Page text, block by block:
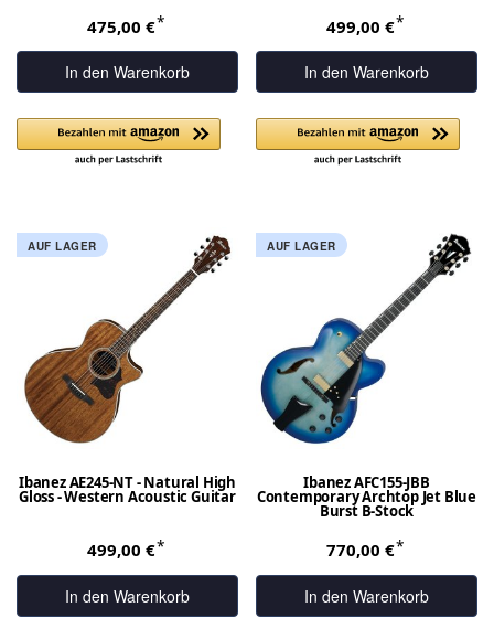
475,00 €*
In den Warenkorb
499,00 €*
In den Warenkorb
AUF LAGER
Ibanez AE245-NT - Natural High
Gloss - Western Acoustic Guitar
499,00 €*
In den Warenkorb
AUF LAGER
Ibanez AFC155-JBB
Contemporary Archtop Jet Blue
Burst B-Stock
770,00 €*
In den Warenkorb